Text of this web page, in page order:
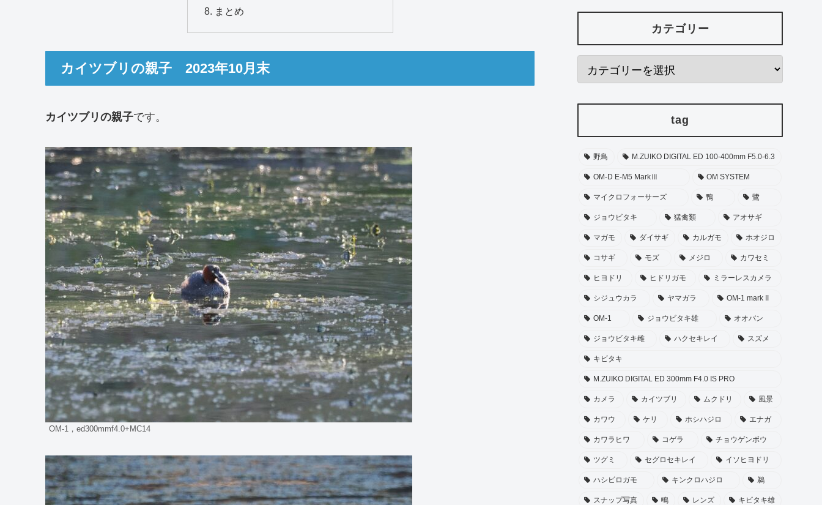
まとめ
カイツブリの親子 2023年10月末
カイツブリの親子です。
OM-1，ed300mmf4.0+MC14
カテゴリー
tag
野鳥 M.ZUIKO DIGITAL ED 100-400mm F5.0-6.3
OM-D E-M5 MarkⅢ OM SYSTEM
マイクロフォーサーズ 鴨 鷺
ジョウビタキ 猛禽類 アオサギ
マガモ ダイサギ カルガモ ホオジロ
コサギ モズ メジロ カワセミ
ヒヨドリ ヒドリガモ ミラーレスカメラ
シジュウカラ ヤマガラ OM-1 mark II
OM-1 ジョウビタキ雄 オオバン
ジョウビタキ雌 ハクセキレイ スズメ
キビタキ
M.ZUIKO DIGITAL ED 300mm F4.0 IS PRO
カメラ カイツブリ ムクドリ 風景
カワウ ケリ ホシハジロ エナガ
カワラヒワ コゲラ チョウゲンボウ
ツグミ セグロセキレイ イソヒヨドリ
ハシビロガモ キンクロハジロ 鵜
スナップ写真 鴫 レンズ キビタキ雄